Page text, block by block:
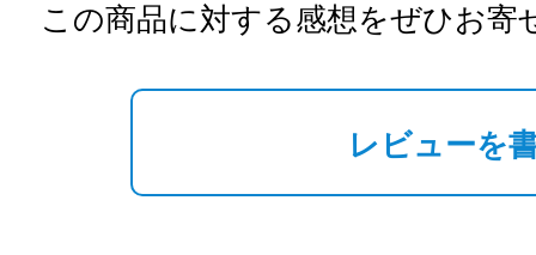
この商品に対する感想をぜひお寄
レビューを